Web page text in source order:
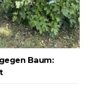
Baum: